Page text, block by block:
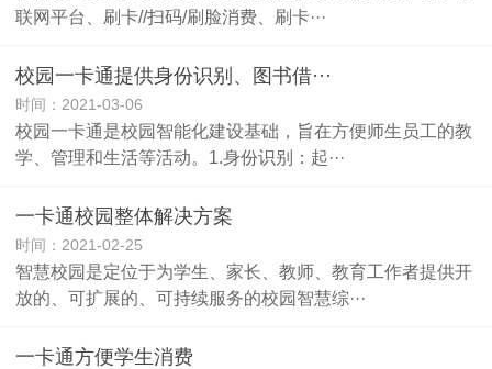
联网平台、刷卡//扫码/刷脸消费、刷卡···
校园一卡通提供身份识别、图书借···
时间：2021-03-06
校园一卡通是校园智能化建设基础，旨在方便师生员工的教
学、管理和生活等活动。1.身份识别：起···
一卡通校园整体解决方案
时间：2021-02-25
智慧校园是定位于为学生、家长、教师、教育工作者提供开
放的、可扩展的、可持续服务的校园智慧综···
一卡通方便学生消费